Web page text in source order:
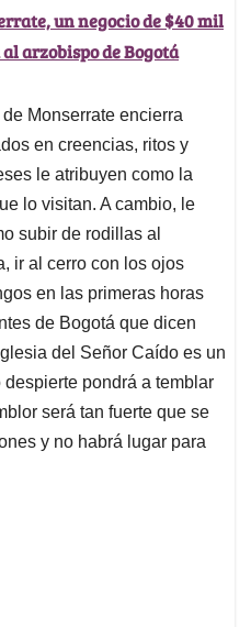
un negocio de $40 mil
arzobispo de Bogotá
Monserrate encierra
en creencias, ritos y
le atribuyen como la
lo visitan. A cambio, le
subir de rodillas al
ir al cerro con los ojos
en las primeras horas
de Bogotá que dicen
del Señor Caído es un
pondrá a temblar
será tan fuerte que se
y no habrá lugar para